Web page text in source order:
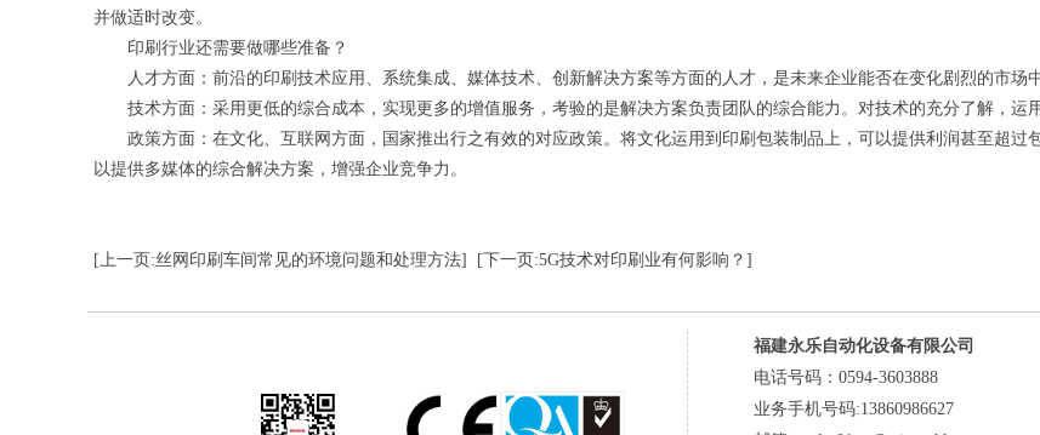
并做适时改变。
印刷行业还需要做哪些准备？
人才方面：前沿的印刷技术应用、系统集成、媒体技术、创新解决方案等方面的人才，是未来企业能否在变化剧烈的市场
技术方面：采用更低的综合成本，实现更多的增值服务，考验的是解决方案负责团队的综合能力。对技术的充分了解，运
政策方面：在文化、互联网方面，国家推出行之有效的对应政策。将文化运用到印刷包装制品上，可以提供利润甚至超过
以提供多媒体的综合解决方案，增强企业竞争力。
[上一页:丝网印刷车间常见的环境问题和处理方法] [下一页:5G技术对印刷业有何影响？]
福建永乐自动化设备有限公司
电话号码：0594-3603888
业务手机号码:13860986627